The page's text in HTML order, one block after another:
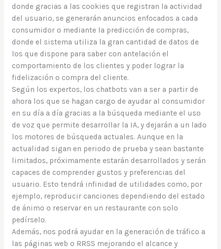
donde gracias a las cookies que registran la actividad
del usuario, se generarán anuncios enfocados a cada
consumidor o mediante la predicción de compras,
donde el sistema utiliza la gran cantidad de datos de
los que dispone para saber con antelación el
comportamiento de los clientes y poder lograr la
fidelización o compra del cliente.
Según los expertos, los chatbots van a ser a partir de
ahora los que se hagan cargo de ayudar al consumidor
en su día a día gracias a la búsqueda mediante el uso
de voz que permite desarrollar la IA, y dejarán a un lado
los motores de búsqueda actuales. Aunque en la
actualidad sigan en periodo de prueba y sean bastante
limitados, próximamente estarán desarrollados y serán
capaces de comprender gustos y preferencias del
usuario. Esto tendrá infinidad de utilidades como, por
ejemplo, reproducir canciones dependiendo del estado
de ánimo o reservar en un restaurante con solo
pedírselo.
Además, nos podrá ayudar en la generación de tráfico a
las páginas web o RRSS mejorando el alcance y